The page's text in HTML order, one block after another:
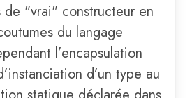
de "vrai" constructeur en
du langage
l’encapsulation
d’un type au